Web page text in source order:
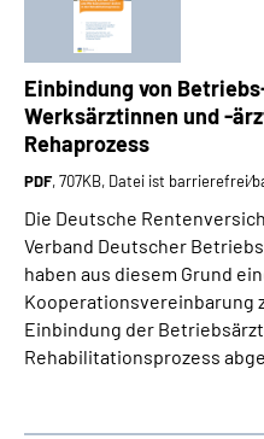
Einbindung von
Werksärztinnen und -
Rehaprozess
PDF, 707KB, Datei ist
Die Deutsche
Verband Deutscher
haben aus diesem Grund
Kooperationsvereinbarung
Einbindung der
Rehabilitationsprozess